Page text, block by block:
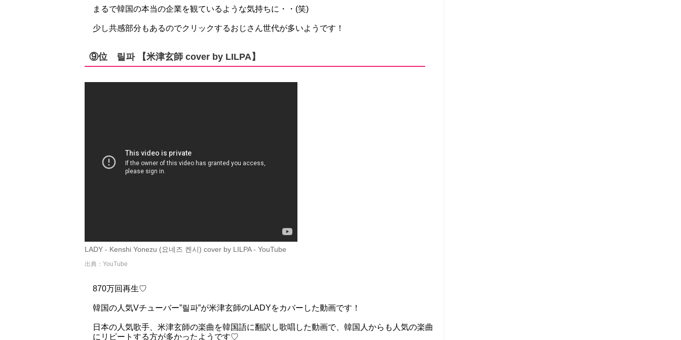
まるで韓国の本当の企業を観ているような気持ちに・・(笑)
少し共感部分もあるのでクリックするおじさん世代が多いようです！
⑨位 릴파 【米津玄師 cover by LILPA】
LADY - Kenshi Yonezu (요네즈 켄시) cover by LILPA - YouTube
出典：YouTube
870万回再生♡
韓国の人気Vチューバー”릴파”が米津玄師のLADYをカバーした動画です！
日本の人気歌手、米津玄師の楽曲を韓国語に翻訳し歌唱した動画で、韓国人からも人気の楽曲
にリピートする方が多かったようです♡